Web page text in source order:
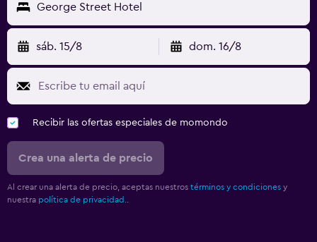
George Street Hotel
sáb. 15/8 dom. 16/8
Recibir las ofertas especiales de momondo
Crea una alerta de precio
Al crear una alerta de precio, aceptas nuestros términos y condiciones y
nuestra política de privacidad.